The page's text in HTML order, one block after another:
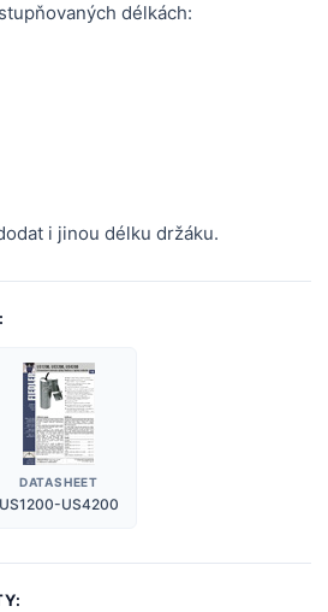
délkách:
i jinou délku držáku.
DATASHEET
US1200-US4200